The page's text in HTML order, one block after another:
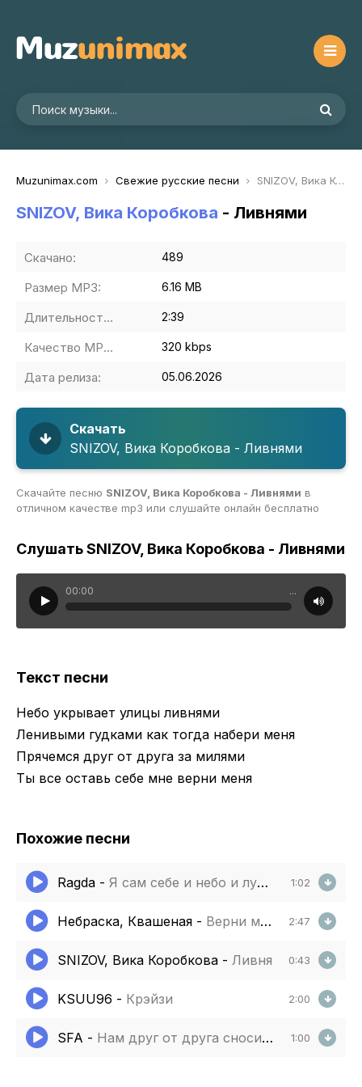
Muzunimax.com Свежие русские песни SNIZOV, Вика Коробкова - Ливнями
SNIZOV, Вика Коробкова - Ливнями
Скачано: 489
Размер MP3: 6.16 MB
Длительность MP3: 2:39
Качество MP3: 320 kbps
Дата релиза: 05.06.2026
Скачать
SNIZOV, Вика Коробкова - Ливнями
Скачайте песню SNIZOV, Вика Коробкова - Ливнями в
отличном качестве mp3 или слушайте онлайн бесплатно
Слушать SNIZOV, Вика Коробкова - Ливнями
00:00 ...
Текст песни
Небо укрывает улицы ливнями
Ленивыми гудками как тогда набери меня
Прячемся друг от друга за милями
Ты все оставь себе мне верни меня
Похожие песни
Ragda - Я сам себе и небо и луна голая довольная луна 1:02
Небраска, Квашеная - Верни меня домой 2:47
SNIZOV, Вика Коробкова - Ливня 0:43
KSUU96 - Крэйзи 2:00
SFA - Нам друг от друга сносит крышу 1:00